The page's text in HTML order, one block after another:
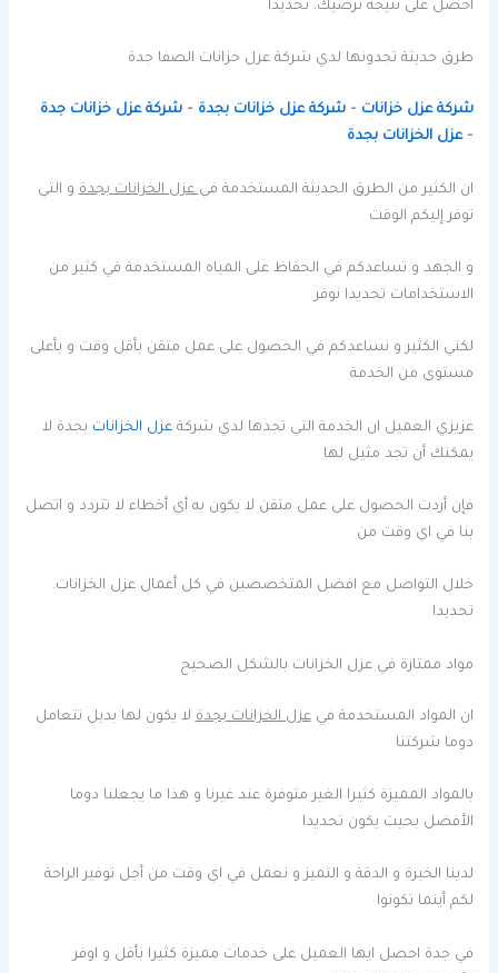
احصل على نتيجة ترضيك. تحديدا
طرق حديثة تجدونها لدي شركة عزل خزانات الصفا جدة
شركة عزل خزانات –شركة عزل خزانات بجدة –شركة عزل خزانات جدة
–عزل الخزانات بجدة
ان الكثير من الطرق الحديثة المستخدمة في عزل الخزانات بجدة و التي
توفر إليكم الوقت
و الجهد و تساعدكم في الحفاظ على المياه المستخدمة في كثير من
الاستخدامات تحديدا نوفر
لكني الكثير و نساعدكم في الحصول على عمل متقن بأقل وقت و بأعلى
مستوى من الخدمة
عزيزي العميل ان الخدمة التي تجدها لدي شركة عزل الخزانات بجدة لا
يمكنك أن تجد مثيل لها
فإن أردت الحصول على عمل متقن لا يكون به أي أخطاء لا تتردد و اتصل
بنا في اي وقت من
خلال التواصل مع افضل المتخصصين في كل أعمال عزل الخزانات.
تحديدا
مواد ممتازة في عزل الخزانات بالشكل الصحيح
ان المواد المستخدمة فيعزل الخزانات بجدة لا يكون لها بديل تتعامل
دوما شركتنا
بالمواد المميزة كثيرا الغير متوفرة عند غيرنا و هذا ما يجعلنا دوما
الأفضل بحيث يكون تحديدا
لدينا الخبرة و الدقة و التميز و نعمل في اي وقت من أجل توفير الراحة
لكم أينما تكونوا
في جدة احصل ايها العميل على خدمات مميزة كثيرا بأقل و اوفر